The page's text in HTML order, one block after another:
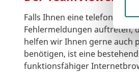
Falls Ihnen eine
Fehlermeldungen auftreten,
helfen wir Ihnen gerne auch
benötigen, ist eine
funktionsfähiger